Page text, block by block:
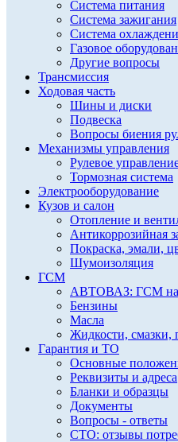
Система питания
Система зажигания
Система
Газовое
Другие вопросы
Трансмиссия
Ходовая часть
Шины и диски
Подвеска
Вопросы биения
Механизмы управления
Рулевое
Тормозная система
Электрооборудование
Кузов и салон
Отопление и
Антикоррозийная
Покраска, эмали,
Шумоизоляция
ГСМ
АВТОВАЗ: ГСМ на
Бензины
Масла
Жидкости, смазки,
Гарантия и ТО
Основные
Реквизиты и адреса
Бланки и образцы
Документы
Вопросы - ответы
СТО: отзывы